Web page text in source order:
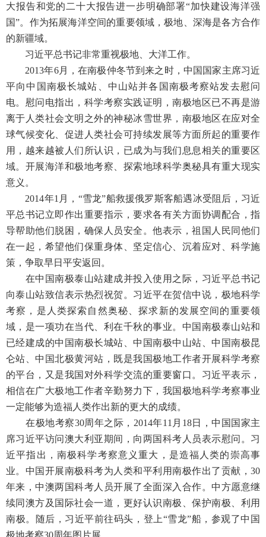
大报告和党的二十大报告进一步明确部署“加快建设海洋强
国”。作为拓展海洋空间的重要领域，极地、深海是各方合作
的新疆域。
习近平总书记非常重视极地、大洋工作。
2013年6月，在南极仲冬节到来之时，中国国家主席习近
平向中国南极长城站、中山站并各国南极考察站发去慰问
电。慰问电指出，科学考察实践证明，南极地区已不再是游
离于人类社会文明之外的神秘冰雪世界，南极地区在应对全
球气候变化、促进人类社会可持续发展等方面所起的重要作
用，越来越被人们所认识，已成为与我们息息相关的重要区
域。开展海洋和极地考察、探索地球科学奥秘具有重大现实
意义。
2014年1月，“雪龙”船救援俄罗斯客船遇冰受阻后，习近
平总书记立即作出重要指示，要求各有关方面协调配合，指
导帮助他们脱困，确保人员安全。他表示，祖国人民同他们
在一起，希望他们保重身体、坚定信心、沉着应对、科学施
策，争取早日平安返回。
在中国南极泰山站建成并投入使用之际，习近平总书记
向泰山站致信表示热烈祝贺。习近平在贺信中说，极地科学
考察，是人类探索自然奥秘、探求新的发展空间的重要领
域，是一项功在当代、利在千秋的事业。中国南极泰山站和
已经建成的中国南极长城站、中国南极中山站、中国南极昆
仑站、中国北极黄河站，既是我国极地工作者开展科学考察
的平台，又是我国对外科学交流的重要窗口。习近平表示，
相信在广大极地工作者辛勤努力下，我国极地科学考察事业
一定能够为造福人类作出新的更大的成绩。
在极地考察30周年之际，2014年11月18日，中国国家主
席习近平访问澳大利亚期间，向两国科考人员表示慰问。习
近平指出，南极科学考察意义重大，是造福人类的崇高事
业。中国开展南极科考为人类和平利用南极作出了贡献，30
年来，中澳两国科考人员开展了全面深入合作。中方愿意继
续同澳方及国际社会一道，更好认识南极、保护南极、利用
南极。随后，习近平前往码头，登上“雪龙”船，参观了中国
极地考察30周年图片展。